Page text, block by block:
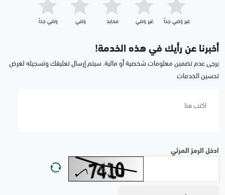
غير راضي جداّ غير راضي محايد راضي راضي جداّ
أخبرنا عن رأيك في هذه الخدمة!
يرجى عدم تضمين معلومات شخصية أو مالية. سيتم إرسال تعليقك وتسجيله لغرض
تحسين الخدمات
ادخل الرمز المرئي